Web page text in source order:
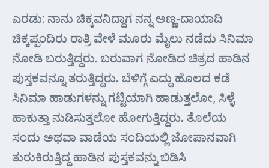
ಎರಡು: ನಾನು ಚಿಕ್ಕವನಿದ್ದಾಗ ನನ್ನ ಅಣ್ಣ-ದಾಯಾದಿ
ಚಿಕ್ಕಪ್ಪಂದಿರು ರಾತ್ರಿ ವೇಳೆ ಮೂರು ಮೈಲು ನಡೆದು ಸಿನಿಮಾ
ನೋಡಿ ಬರುತ್ತಿದ್ದರು. ಬರುವಾಗ ನೋಡಿದ ಚಿತ್ರದ ಹಾಡಿನ
ಪುಸ್ತಕವನ್ನೂ ತರುತ್ತಿದ್ದರು. ಬೆಳಿಗ್ಗೆ ಎದ್ದು ಹೊಲದ ಕಡೆ
ಸಿನಿಮಾ ಹಾಡುಗಳನ್ನು ಗಟ್ಟಿಯಾಗಿ ಹಾಡುತ್ತಲೋ, ಸಿಳ್ಳೆ
ಹಾಕುತ್ತಾ ನುಡಿಸುತ್ತಲೋ ಹೋಗುತ್ತಿದ್ದರು. ತೊಲೆಯ
ಸಂದು ಅಥವಾ ವಾಡೆಯ ಸಂದಿಯಲ್ಲಿ ಜೋಪಾನವಾಗಿ
ತುರುಕಿರುತ್ತಿದ್ದ ಹಾಡಿನ ಪುಸ್ತಕವನ್ನು ಬಿಡಿಸಿ